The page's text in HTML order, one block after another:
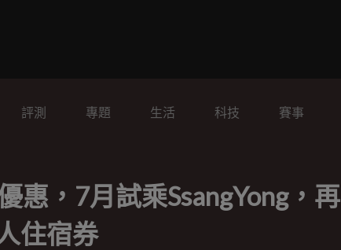
評測 專題 生活 科技 賽事
惠，7月試乘SsangYong，再
住宿券